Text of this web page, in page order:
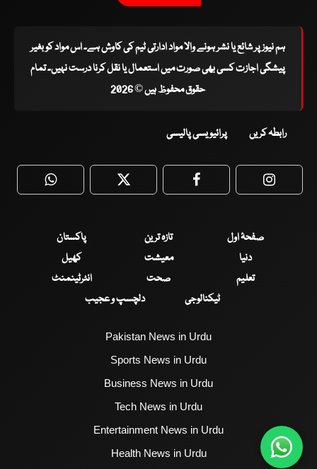
ہم نیوز پر شائع یا نشر ہونے والا مواد ادارتی ٹیم کی کاوش ہے۔ اس مواد کو بغیر
پیشگی اجازت کسی بھی صورت میں استعمال یا نقل کرنا درست نہیں۔ تمام
حقوق محفوظ ہیں © 2026
رابطہ کریں پرائیویسی پالیسی
WhatsApp Twitter Facebook
صفحۂ اول تازہ ترین
پاکستان
دنیا
معیشت
کھیل
تعلیم
صحت
انٹرٹینمنٹ
ٹیکنالوجی
دلچسپ و عجیب
Pakistan News in Urdu
Sports News in Urdu
Business News in Urdu
Tech News in Urdu
Entertainment News in Urdu
Health News in Urdu